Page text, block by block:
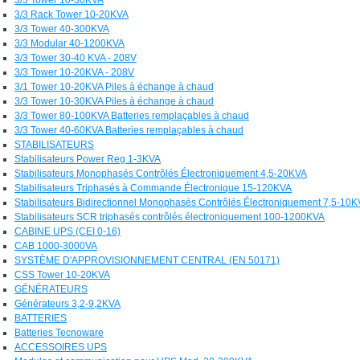
3/3 Rack Tower 10-20KVA
3/3 Tower 40-300KVA
3/3 Modular 40-1200KVA
3/3 Tower 30-40 KVA - 208V
3/3 Tower 10-20KVA - 208V
3/1 Tower 10-20KVA Piles à échange à chaud
3/3 Tower 10-30KVA Piles à échange à chaud
3/3 Tower 80-100KVA Batteries remplaçables à chaud
3/3 Tower 40-60KVA Batteries remplaçables à chaud
STABILISATEURS
Stabilisateurs Power Reg 1-3KVA
Stabilisateurs Monophasés Contrôlés Électroniquement 4,5-20KVA
Stabilisateurs Triphasés à Commande Électronique 15-120KVA
Stabilisateurs Bidirectionnel Monophasés Contrôlés Électroniquement 7,5-
Stabilisateurs SCR triphasés contrôlés électroniquement 100-1200KVA
CABINE UPS (CEI 0-16)
CAB 1000-3000VA
SYSTÈME D'APPROVISIONNEMENT CENTRAL (EN 50171)
CSS Tower 10-20KVA
GÉNÉRATEURS
Générateurs 3,2-9,2KVA
BATTERIES
Batteries Tecnoware
ACCESSOIRES UPS